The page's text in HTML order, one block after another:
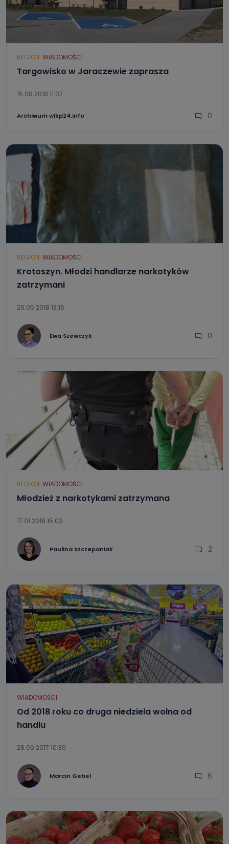
REGION WIADOMOŚCI
Targowisko w Jaraczewie zaprasza
15.08.2018 11:07
Archiwum wlkp24.info 0
REGION WIADOMOŚCI
Krotoszyn. Młodzi handlarze narkotyków
zatrzymani
26.05.2018 13:16
Ewa Szewczyk 0
REGION WIADOMOŚCI
Młodzież z narkotykami zatrzymana
17.01.2018 15:03
Paulina Szczepaniak 2
WIADOMOŚCI
Od 2018 roku co druga niedziela wolna od
handlu
28.09.2017 10:30
Marcin Gebel 6